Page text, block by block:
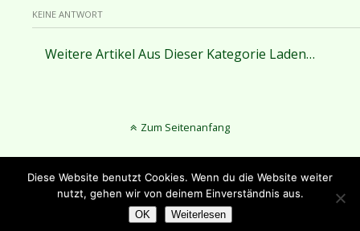
KEINE ANTWORT
Weitere Artikel Aus Dieser Kategorie Laden…
Zum Seitenanfang
Schützenverein Aplerbeckermark 1873 e.V.
Diese Website benutzt Cookies. Wenn du die Website weiter
nutzt, gehen wir von deinem Einverständnis aus.
OK Weiterlesen